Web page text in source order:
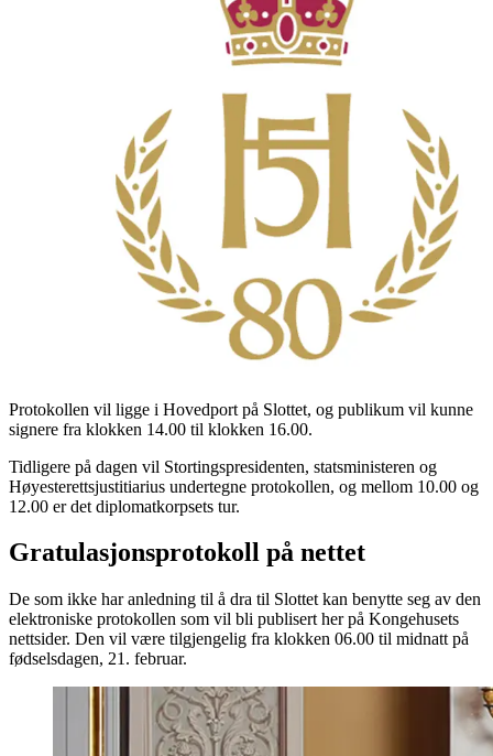
Protokollen vil ligge i Hovedport på Slottet, og publikum vil kunne
signere fra klokken 14.00 til klokken 16.00.
Tidligere på dagen vil Stortingspresidenten, statsministeren og
Høyesterettsjustitiarius undertegne protokollen, og mellom 10.00 og
12.00 er det diplomatkorpsets tur.
Gratulasjonsprotokoll på nettet
De som ikke har anledning til å dra til Slottet kan benytte seg av den
elektroniske protokollen som vil bli publisert her på Kongehusets
nettsider. Den vil være tilgjengelig fra klokken 06.00 til midnatt på
fødselsdagen, 21. februar.